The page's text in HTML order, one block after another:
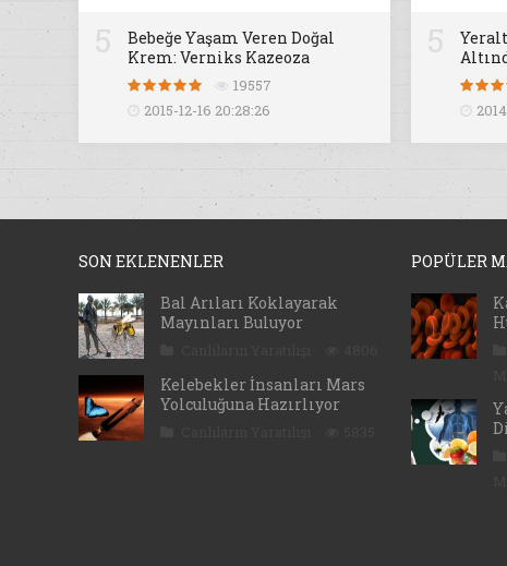
Bebeğe Yaşam Veren Doğal
Krem: Verniks Kazeoza
19557
2015-12-16 20:28:26
SON EKLENENLER
Bal Arıları Koklayarak
Mayınları Buluyor
Kelebekler İnsanları Mars
Yolculuğuna Hazırlıyor
POPÜLER